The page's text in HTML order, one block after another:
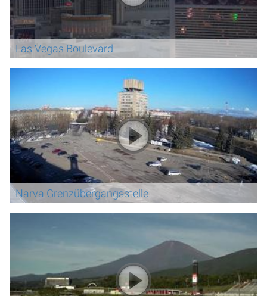
Las Vegas Boulevard
Narva Grenzübergangsstelle